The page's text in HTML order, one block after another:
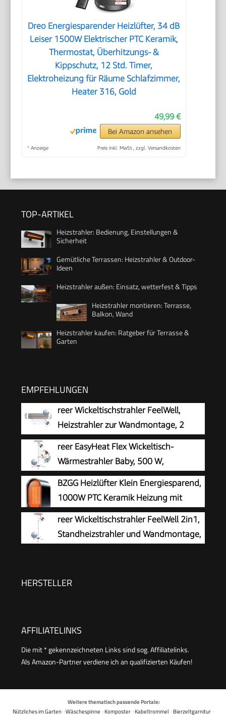
Dreo Energiesparender Heizlüfter, 34 dB
Leiser 1500W Elektrischer PTC Keramik,
Thermostat, Überhitzungs- &
Kippschutz, 12 Std. Timer,
Elektroheizung für Räume Schlafzimmer,
Heater 316, Gold
49,99 €
Bei Amazon ansehen
* Anzeige Preis inkl. MwSt., zzgl. Versandkosten
TOP-ARTIKEL
Heizstrahler: Bedienung, Einstellungen &
Sicherheit
Gemütliche Terrassen: Heizstrahler & Outdoor-
Ideen
Heizstrahler außen: Einsatz, wetterfest & Tipps
Heizstrahler montieren: Terrasse,
Balkon, Wand
Heizstrahler kaufen: Ratgeber für Terrasse &
Garten
EMPFEHLUNGEN
reer Wickeltischstrahler FeelWell,
Heizstrahler zur Wandmontage, 2
Heizstufen, Timer, geprüft nach
Medizinstandard
reer EasyHeat Flex Wickeltisch-
Wärmestrahler Baby, 500 W,
Standgerät, Weiß
BZGG Heizlüfter Klein Energiesparend,
1000W PTC Keramik Heizung mit
Überhitzungs- und Kippschutz,
Tragbare Leise Elektroheizung für Arbeitszimmer
Schlafzimmer, Schwarz
reer Wickeltischstrahler FeelWell 2in1,
Standheizstrahler und Wandmontage,
HERSTELLER
AFFILIATELINKS
Die mit * gekennzeichneten Links sind sog. Affiliatelinks.
Als Amazon-Partner verdiene ich an qualifizierten Käufen!
Weitere thematisch passende Portale:
Nützliches im Garten·Wäschespinne ·Komposter·Kabeltrommel ·Bierzeltgarnitur·